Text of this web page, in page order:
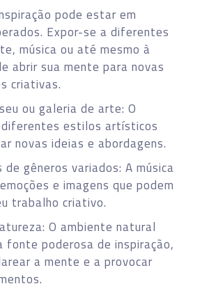
pode estar em
Expor-se a diferentes
música ou até mesmo à
abrir sua mente para novas
criativas.
ou galeria de arte: O
estilos artísticos
novas ideias e abordagens.
de gêneros variados: A música
e imagens que podem
trabalho criativo.
O ambiente natural
fonte poderosa de inspiração,
a mente e a provocar